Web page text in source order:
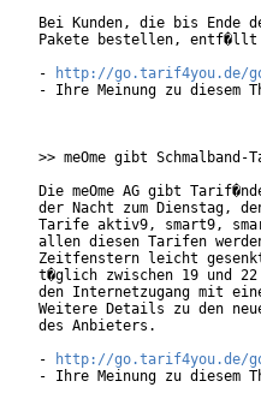
Bei Kunden, die bis Ende
Pakete bestellen, entf�llt
-
http://go.tarif4you.de/
- Ihre Meinung zu diesem
>> meOme gibt
Die meOme AG gibt
der Nacht zum Dienstag,
Tarife aktiv9, smart9,
allen diesen Tarifen
Zeitfenstern leicht
t�glich zwischen 19 und
den Internetzugang mit
Weitere Details zu den
des Anbieters.
-
http://go.tarif4you.de/
- Ihre Meinung zu diesem